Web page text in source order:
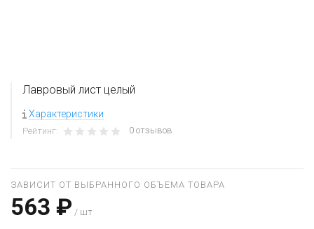
Лавровый лист целый
Характеристики
Рейтинг: 0 отзывов
ЗАВИСИТ ОТ ВЫБРАННОГО ОБЪЕМА ТОВАРА
563 ₽ / шт